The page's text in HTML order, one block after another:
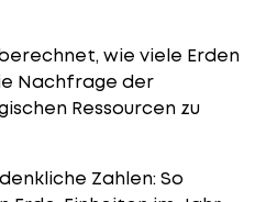
wie viele Erden
Nachfrage der
Ressourcen zu
Zahlen: So